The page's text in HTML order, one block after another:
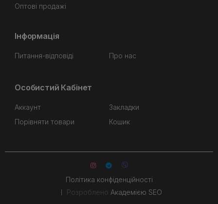
Оптові продажі
Інформація
Питання-відповіді Про нас
Особистий Кабінет
Аккаунт
Закладки
Порівняти товари
Кошик
Політика конфіденційності
Розроблено Академією SEO